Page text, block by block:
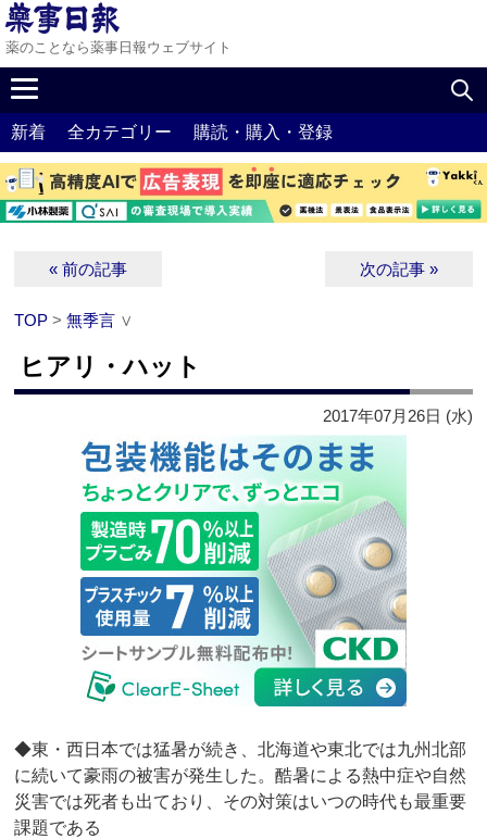
薬のことなら薬事日報ウェブサイト
新着 全カテゴリー 購読・購入・登録
« 前の記事 次の記事 »
TOP >無季言 ∨
ヒアリ・ハット
2017年07月26日 (水)
◆東・西日本では猛暑が続き、北海道や東北では九州北部
に続いて豪雨の被害が発生した。酷暑による熱中症や自然
災害では死者も出ており、その対策はいつの時代も最重要
課題である